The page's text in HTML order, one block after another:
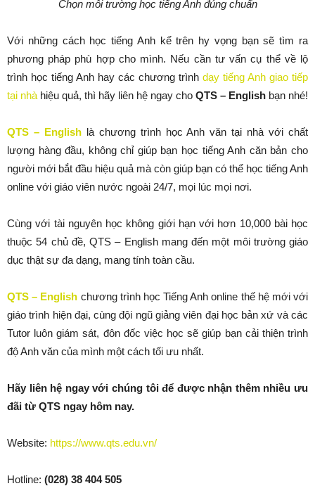
Chọn môi trường học tiếng Anh đúng chuẩn
Với những cách học tiếng Anh kể trên hy vọng bạn sẽ tìm ra
phương pháp phù hợp cho mình. Nếu cần tư vấn cụ thể về lộ
trình học tiếng Anh hay các chương trình dạy tiếng Anh giao tiếp
tại nhà hiệu quả, thì hãy liên hệ ngay cho QTS – English bạn nhé!
QTS – Englishlà chương trình học Anh văn tại nhà với chất
lượng hàng đầu, không chỉ giúp bạn học tiếng Anh căn bản cho
người mới bắt đầu hiệu quả mà còn giúp bạn có thể học tiếng Anh
online với giáo viên nước ngoài 24/7, mọi lúc mọi nơi.
Cùng với tài nguyên học không giới hạn với hơn 10,000 bài học
thuộc 54 chủ đề, QTS – English mang đến một môi trường giáo
dục thật sự đa dạng, mang tính toàn cầu.
QTS – English chương trình học Tiếng Anh online thế hệ mới với
giáo trình hiện đại, cùng đội ngũ giảng viên đại học bản xứ và các
Tutor luôn giám sát, đôn đốc việc học sẽ giúp bạn cải thiện trình
độ Anh văn của mình một cách tối ưu nhất.
Hãy liên hệ ngay với chúng tôi để được nhận thêm nhiều ưu
đãi từ QTS ngay hôm nay.
Website: https://www.qts.edu.vn/
Hotline: (028) 38 404 505